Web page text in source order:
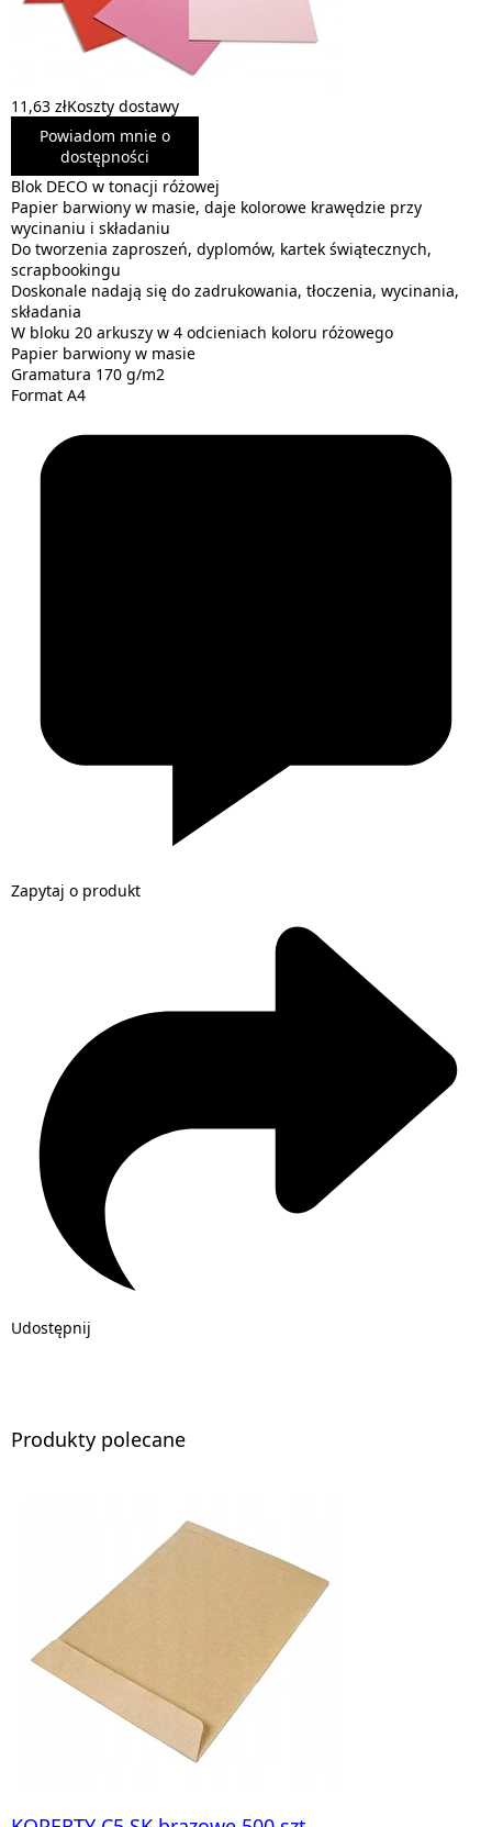
11,63 złKoszty dostawy
Powiadom mnie o
dostępności
Blok DECO w tonacji różowej
Papier barwiony w masie, daje kolorowe krawędzie przy
wycinaniu i składaniu
Do tworzenia zaproszeń, dyplomów, kartek świątecznych,
scrapbookingu
Doskonale nadają się do zadrukowania, tłoczenia, wycinania,
składania
W bloku 20 arkuszy w 4 odcieniach koloru różowego
Papier barwiony w masie
Gramatura 170 g/m2
Format A4
Zapytaj o produkt
Udostępnij
Produkty polecane